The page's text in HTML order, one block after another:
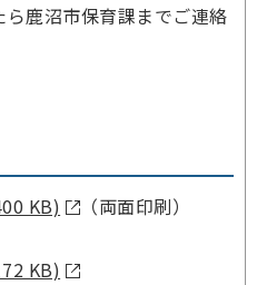
鹿沼市保育課までご連絡
KB) （両面印刷）
KB)